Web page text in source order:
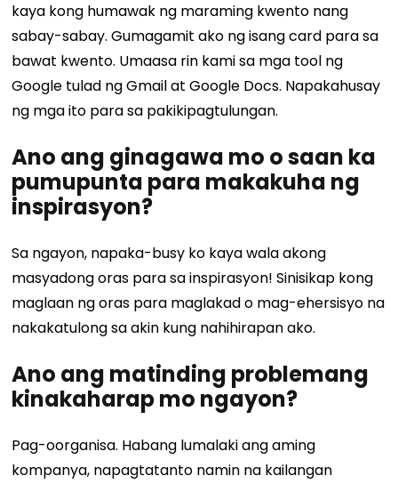
kaya kong humawak ng maraming kwento nang
sabay-sabay. Gumagamit ako ng isang card para sa
bawat kwento. Umaasa rin kami sa mga tool ng
Google tulad ng Gmail at Google Docs. Napakahusay
ng mga ito para sa pakikipagtulungan.
Ano ang ginagawa mo o saan ka
pumupunta para makakuha ng
inspirasyon?
Sa ngayon, napaka-busy ko kaya wala akong
masyadong oras para sa inspirasyon! Sinisikap kong
maglaan ng oras para maglakad o mag-ehersisyo na
nakakatulong sa akin kung nahihirapan ako.
Ano ang matinding problemang
kinakaharap mo ngayon?
Pag-oorganisa. Habang lumalaki ang aming
kompanya, napagtatanto namin na kailangan